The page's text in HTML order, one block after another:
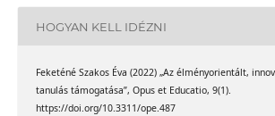
HOGYAN KELL IDÉZNI
Feketéné Szakos Éva (2022) „Az élményorientált,
tanulás támogatása”, Opus et Educatio, 9(1).
https://doi.org/10.3311/ope.487